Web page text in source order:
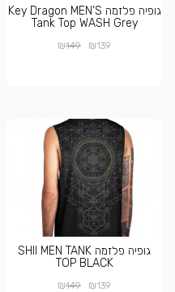
גופיה פלזמה Key Dragon MEN’S
Tank Top WASH Grey
₪139
₪149
גופיה פלזמה SHII MEN TANK
TOP BLACK
₪139
₪149